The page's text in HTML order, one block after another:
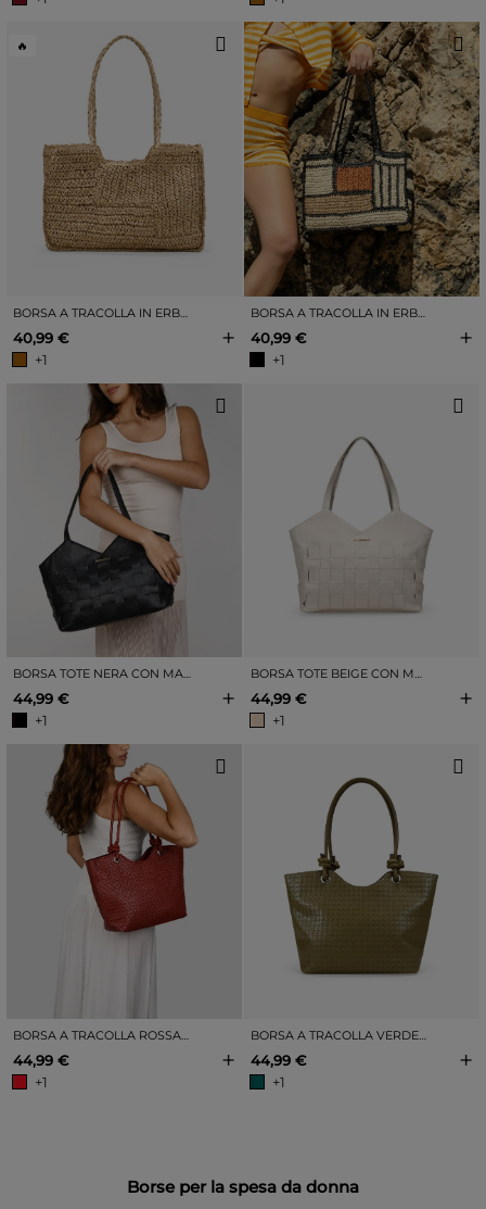
🔥
40,99 €
+1
+
40,99 €
+1
+
BORSA TOTE NERA CON MANICI INTRECCIATI E CERNIERA
44,99 €
+1
+
BORSA TOTE BEIGE CON MANICI INTRECCIATI E CERNIERA
44,99 €
+1
+
44,99 €
+1
+
44,99 €
+1
+
Borse per la spesa da donna